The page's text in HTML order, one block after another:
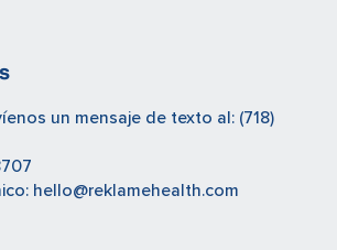
un mensaje de texto al: (718)
hello@reklamehealth.com